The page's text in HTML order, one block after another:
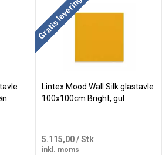
Køb mere og spar
Gratis levering
Lintex Mood Wall Silk glastavle
100x100cm Bright, gul
5.115,00/ Stk
inkl. moms